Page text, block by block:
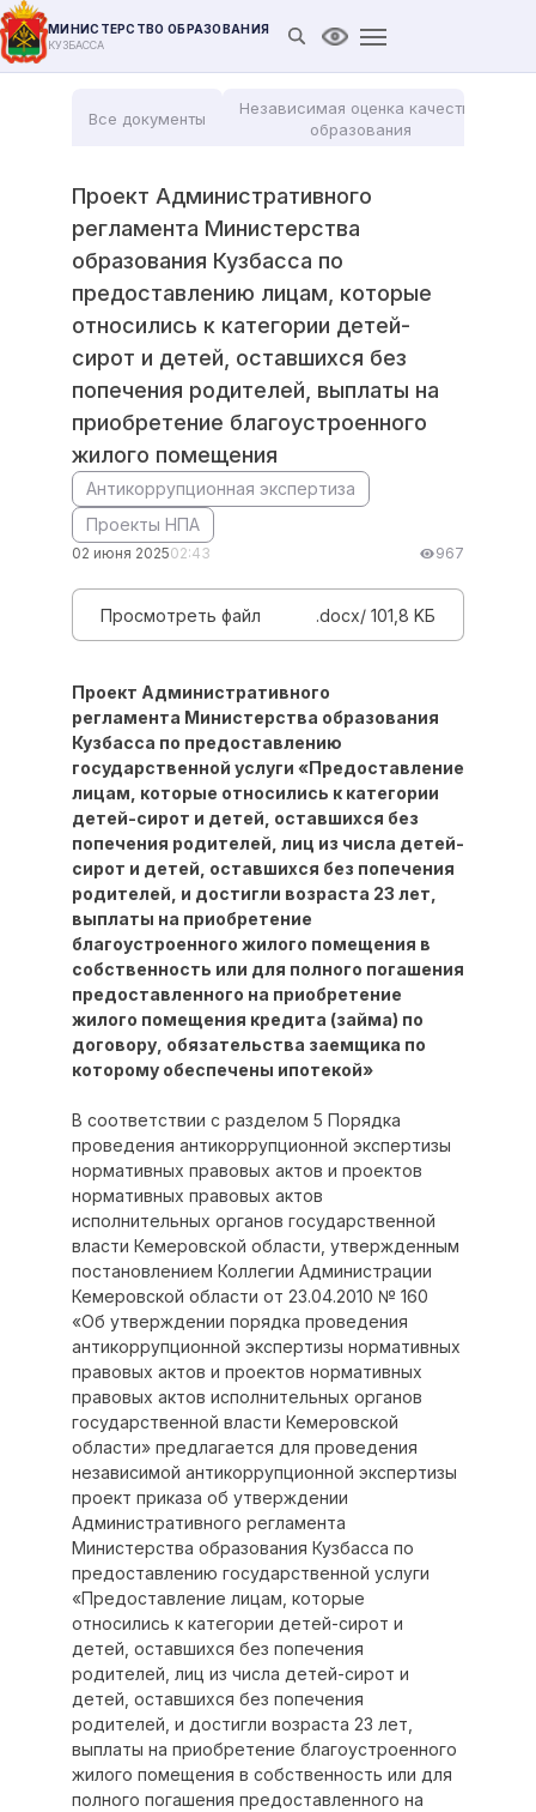
МИНИСТЕРСТВО ОБРАЗОВАНИЯ
КУЗБАССА Открыть поиск
Версия для
Все документы
Независимая оценка качества
образования
Проект Административного
регламента Министерства
образования Кузбасса по
предоставлению лицам, которые
относились к категории детей-
сирот и детей, оставшихся без
попечения родителей, выплаты на
приобретение благоустроенного
жилого помещения
Антикоррупционная экспертиза
Проекты НПА
02 июня 202502:43 967
Просмотреть файл .docx/ 101,8 KБ
Проект Административного
регламента Министерства образования
Кузбасса по предоставлению
государственной услуги «Предоставление
лицам, которые относились к категории
детей-сирот и детей, оставшихся без
попечения родителей, лиц из числа детей-
сирот и детей, оставшихся без попечения
родителей, и достигли возраста 23 лет,
выплаты на приобретение
благоустроенного жилого помещения в
собственность или для полного погашения
предоставленного на приобретение
жилого помещения кредита (займа) по
договору, обязательства заемщика по
которому обеспечены ипотекой»
В соответствии с разделом 5 Порядка
проведения антикоррупционной экспертизы
нормативных правовых актов и проектов
нормативных правовых актов
исполнительных органов государственной
власти Кемеровской области, утвержденным
постановлением Коллегии Администрации
Кемеровской области от 23.04.2010 № 160
«Об утверждении порядка проведения
антикоррупционной экспертизы нормативных
правовых актов и проектов нормативных
правовых актов исполнительных органов
государственной власти Кемеровской
области» предлагается для проведения
независимой антикоррупционной экспертизы
проект приказа oб утверждении
Административного регламента
Министерства образования Кузбасса по
предоставлению государственной услуги
«Предоставление лицам, которые
относились к категории детей-сирот и
детей, оставшихся без попечения
родителей, лиц из числа детей-сирот и
детей, оставшихся без попечения
родителей, и достигли возраста 23 лет,
выплаты на приобретение благоустроенного
жилого помещения в собственность или для
полного погашения предоставленного на